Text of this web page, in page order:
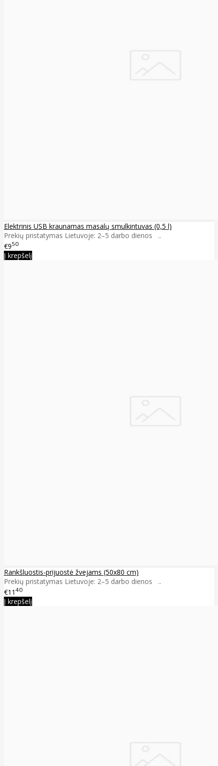
Elektrinis USB kraunamas masalų smulkintuvas (0,5 l)
Prekių pristatymas Lietuvoje: 2–5 darbo dienos ..
€950
Į krepšelį
Rankšluostis-prijuostė žvejams (50x80 cm)
Prekių pristatymas Lietuvoje: 2–5 darbo dienos ..
€11 40
Į krepšelį